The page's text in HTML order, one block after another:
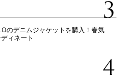
のデニムジャケットを購入！春気
ィネート